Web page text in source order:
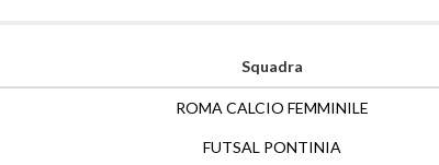
Squadra
ROMA CALCIO FEMMINILE
FUTSAL PONTINIA